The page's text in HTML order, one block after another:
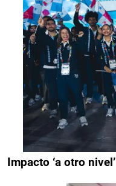
Impacto ‘a otro nivel’